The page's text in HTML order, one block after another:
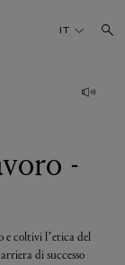
IT
-
e coltivi l’etica del
di successo